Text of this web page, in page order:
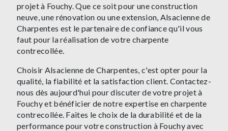
projet à Fouchy. Que ce soit pour une construction
neuve, une rénovation ou une extension, Alsacienne de
Charpentes est le partenaire de confiance qu'il vous
faut pour la réalisation de votre charpente
contrecollée.
Choisir Alsacienne de Charpentes, c'est opter pour la
qualité, la fiabilité et la satisfaction client. Contactez-
nous dès aujourd'hui pour discuter de votre projet à
Fouchy et bénéficier de notre expertise en charpente
contrecollée. Faites le choix de la durabilité et de la
performance pour votre construction à Fouchy avec